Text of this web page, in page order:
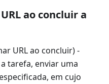
ao concluir a
URL ao concluir) -
tarefa, enviar uma
em cujo